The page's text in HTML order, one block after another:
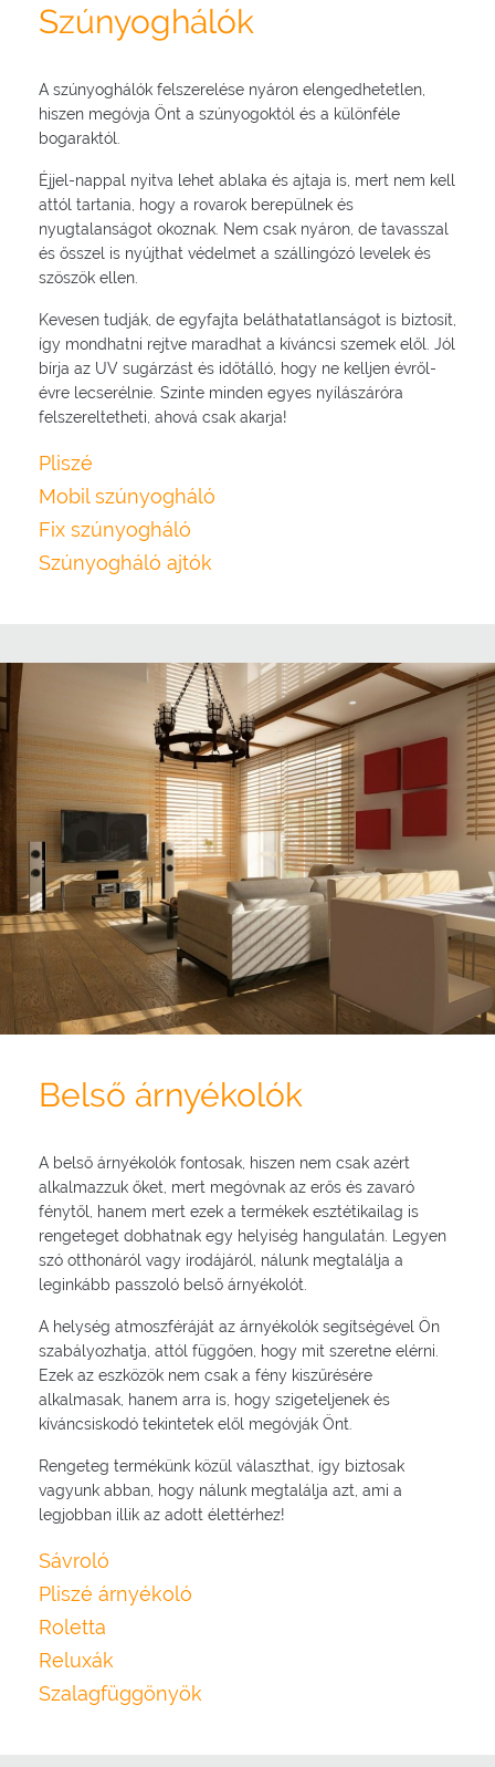
Szúnyoghálók
A szúnyoghálók felszerelése nyáron elengedhetetlen,
hiszen megóvja Önt a szúnyogoktól és a különféle
bogaraktól.
Éjjel-nappal nyitva lehet ablaka és ajtaja is, mert nem kell
attól tartania, hogy a rovarok berepülnek és
nyugtalanságot okoznak. Nem csak nyáron, de tavasszal
és ősszel is nyújthat védelmet a szállingózó levelek és
szöszök ellen.
Kevesen tudják, de egyfajta beláthatatlanságot is biztosít,
így mondhatni rejtve maradhat a kíváncsi szemek elől. Jól
bírja az UV sugárzást és időtálló, hogy ne kelljen évről-
évre lecserélnie. Szinte minden egyes nyílászáróra
felszereltetheti, ahová csak akarja!
Pliszé
Mobil szúnyogháló
Fix szúnyogháló
Szúnyogháló ajtók
Belső árnyékolók
A belső árnyékolók fontosak, hiszen nem csak azért
alkalmazzuk őket, mert megóvnak az erős és zavaró
fénytől, hanem mert ezek a termékek esztétikailag is
rengeteget dobhatnak egy helyiség hangulatán. Legyen
szó otthonáról vagy irodájáról, nálunk megtalálja a
leginkább passzoló belső árnyékolót.
A helység atmoszféráját az árnyékolók segítségével Ön
szabályozhatja, attól függően, hogy mit szeretne elérni.
Ezek az eszközök nem csak a fény kiszűrésére
alkalmasak, hanem arra is, hogy szigeteljenek és
kíváncsiskodó tekintetek elől megóvják Önt.
Rengeteg termékünk közül választhat, így biztosak
vagyunk abban, hogy nálunk megtalálja azt, ami a
legjobban illik az adott élettérhez!
Sávroló
Pliszé árnyékoló
Roletta
Reluxák
Szalagfüggönyök